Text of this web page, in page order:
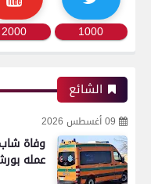
1000
2000
الشائع
09 أغسطس 2026
وفاة
عمله